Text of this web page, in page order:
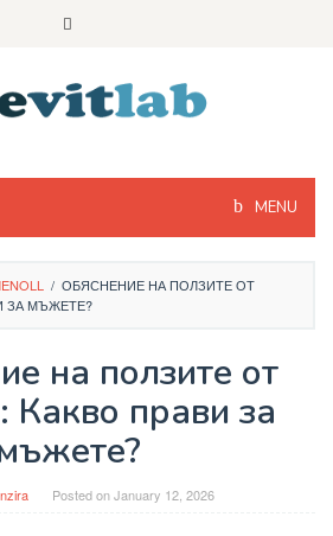
MENU
/ ОБЯСНЕНИЕ НА ПОЛЗИТЕ ОТ
ЗА МЪЖЕТЕ?
на ползите от
Какво прави за
Posted onJanuary 12, 2026